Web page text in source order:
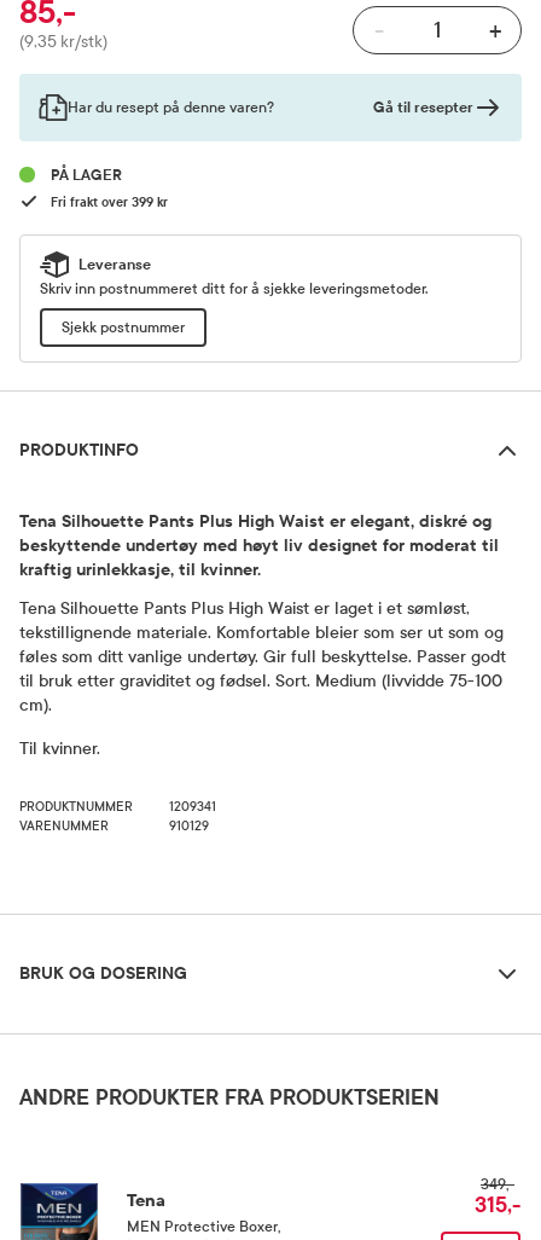
Pris
85,-
(9,35 kr/stk) - +
Har du resept på denne varen? Gå til resepter
PÅ LAGER
Fri frakt over 399 kr
Leveranse
Skriv inn postnummeret ditt for å sjekke leveringsmetoder.
Sjekk postnummer
PRODUKTINFO
Tena Silhouette Pants Plus High Waist er elegant, diskré og
beskyttende undertøy med høyt liv designet for moderat til
kraftig urinlekkasje, til kvinner.
Tena Silhouette Pants Plus High Waist er laget i et sømløst,
tekstillignende materiale. Komfortable bleier som ser ut som og
føles som ditt vanlige undertøy. Gir full beskyttelse. Passer godt
til bruk etter graviditet og fødsel. Sort. Medium (livvidde 75-100
cm).
Til kvinner.
PRODUKTNUMMER
1209341
VARENUMMER
910129
BRUK OG DOSERING
Rom (15-25 grader)
Medisinsk utstyr
ANDRE PRODUKTER FRA PRODUKTSERIEN
Tena
MEN Protective Boxer
349,-
315,-